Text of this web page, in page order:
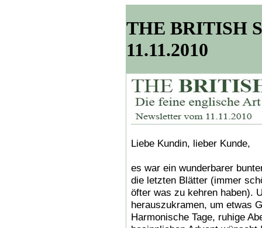
THE BRITISH
11.11.2010
Liebe Kundin, lieber Kunde,
es war ein wunderbarer
die letzten Blätter (immer
öfter was zu kehren haben).
herauszukramen, um etwas
Harmonische Tage, ruhige